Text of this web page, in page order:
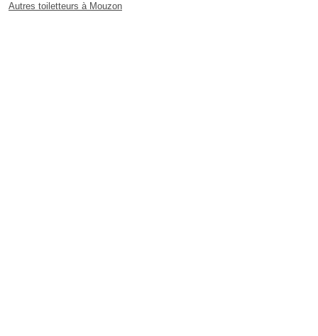
Autres toiletteurs à Mouzon